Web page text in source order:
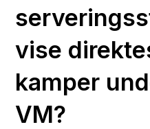
vise
kamper
VM?